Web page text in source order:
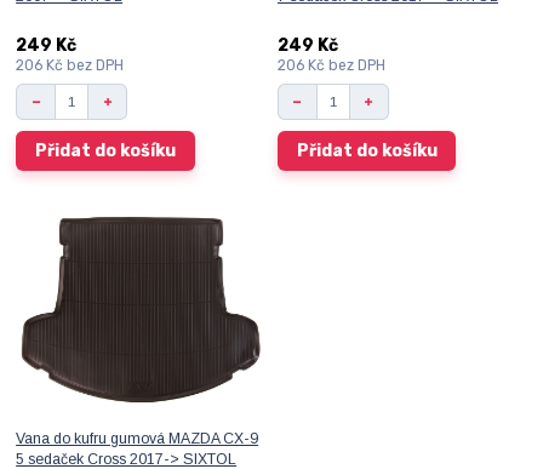
249 Kč
206 Kč bez DPH
Přidat do košíku
249 Kč
206 Kč bez DPH
Přidat do košíku
Vana do kufru gumová MAZDA CX-9
5 sedaček Cross 2017-> SIXTOL